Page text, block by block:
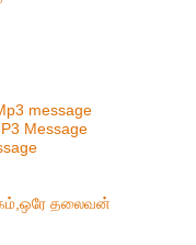
message
Message
தலைவன்